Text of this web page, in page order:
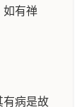
如有禅
有病是故